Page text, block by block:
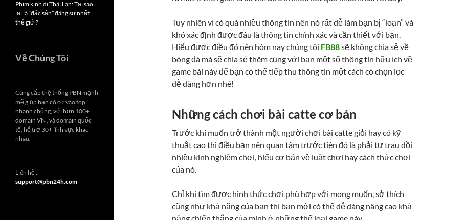
Tuy nhiên vì có quá nhiều thông tin nên nó rất dễ làm bạn bị “loạn” và
khó xác định được đâu là thông tin chính xác và cần thiết với bạn.
Hiểu được điều đó nên hôm nay chúng tôi FB88sẽ không chia sẻ về
bóng đá mà sẽ chia sẻ thêm cùng với bạn một số thông tin hữu ích về
game bài này để bạn có thể tiếp thu thông tin một cách có chọn lọc
dễ dàng hơn nhé!
Những cách chơi bài catte cơ bản
Trước khi muốn trở thành một người chơi bài catte giỏi hay có kỹ
thuật cao thì điều bạn nên quan tâm trước tiên đó là phải tự trau dồi
nhiều kinh nghiệm chơi, hiểu cơ bản về luật chơi hay cách thức chơi
của nó.
Chỉ khi tìm được hình thức chơi phù hợp với mong muốn, sở thích
cũng như khả năng của bạn thì bạn mới có thể dễ dàng nâng cao khả
Phim kinh dị Thái Lan: Tại sao
lại là “đặc sản” đáng sợ nhất
thế giới?
Về Chúng Tôi
Cung cấp thệ thống PBN mạnh
mẽ giúp bạn có cơ vào top
nhanh chống, với hơn 100+
domain VN , và domain quốc
tế, hỗ trợ 30+ lĩnh vực khác
nhau.
Liên hệ :
support@pbn24h.com